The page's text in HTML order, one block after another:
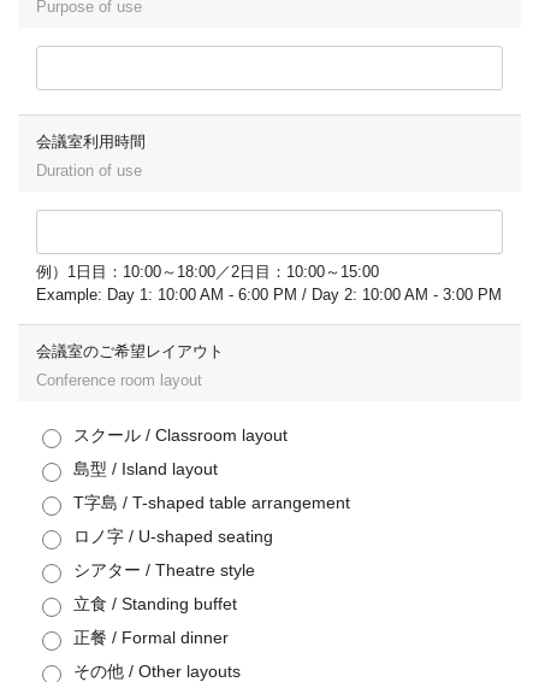
Purpose of use
会議室利用時間
Duration of use
例）1日目：10:00～18:00／2日目：10:00～15:00
Example: Day 1: 10:00 AM - 6:00 PM / Day 2: 10:00 AM - 3:00 PM
会議室のご希望レイアウト
Conference room layout
スクール / Classroom layout
島型 / Island layout
T字島 / T-shaped table arrangement
ロノ字 / U-shaped seating
シアター / Theatre style
立食 / Standing buffet
正餐 / Formal dinner
その他 / Other layouts